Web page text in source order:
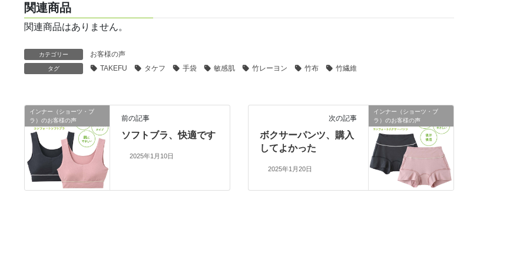
関連商品
関連商品はありません。
カテゴリー お客様の声
タグ TAKEFU タケフ 手袋 敏感肌 竹レーヨン 竹布 竹繊維
インナー（ショーツ・ブ
ラ）のお客様の声
前の記事
ソフトブラ、快適です
2025年1月10日
インナー（ショーツ・ブ
ラ）のお客様の声
次の記事
ボクサーパンツ、購入
してよかった
2025年1月20日